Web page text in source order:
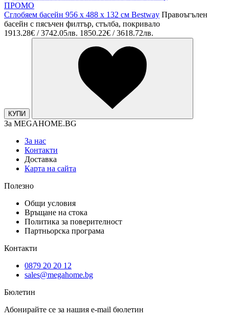
ПРОМО
Сглобяем басейн 956 x 488 x 132 см Bestway Правоъгълен
басейн с пясъчен филтър, стълба, покривало
1913.28€ / 3742.05лв. 1850.22€ / 3618.72лв.
КУПИ
За MEGAHOME.BG
За нас
Контакти
Доставка
Карта на сайта
Полезно
Общи условия
Връщане на стока
Политика за поверителност
Партньорска програма
Контакти
0879 20 20 12
sales@megahome.bg
Бюлетин
Абонирайте се за нашия e-mail бюлетин